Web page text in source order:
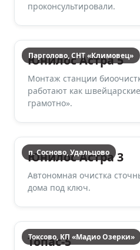
проконсультировали.
Парголово, СНТ «Климовец»
Юнилос Астра 5
Монтаж станции
работают как
грамотно».
п. Сосново, Удальцово
Юнилос Астра 3
Автономная очистка
дома под ключ.
Токсово, КП «Мадио Озерки»
Топас-5